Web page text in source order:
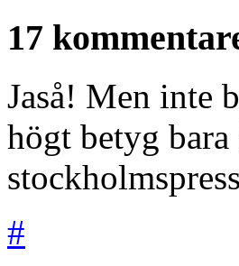
17
Jaså! Men inte
högt betyg
#